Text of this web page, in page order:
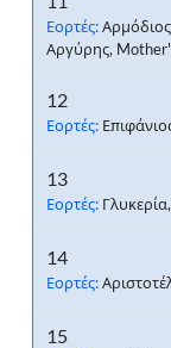
Εορτές:
Αργύρης,
12
Εορτές:
13
Εορτές:
14
Εορτές:
15